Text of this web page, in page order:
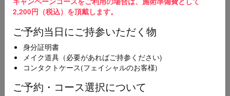
2,200円（税込）を頂戴します。
ご予約当日にご持参いただく物
身分証明書
メイク道具（必要があればご持参ください)
コンタクトケース(フェイシャルのお客様)
ご予約・コース選択について
約店舗にご連絡をお願いいたします。
スマホ・携帯メールをご使用の方へ
場合は迷惑メールフォルダを確認してください。
必須 メニュー